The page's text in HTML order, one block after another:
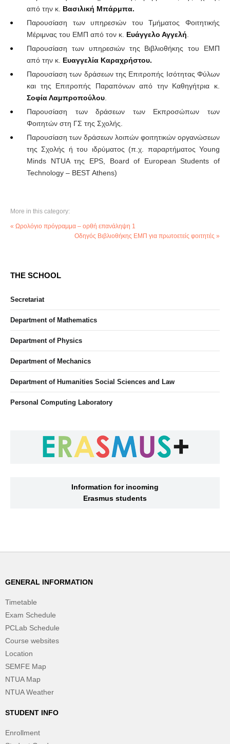
από την κ. Βασιλική Μπάρμπα.
Παρουσίαση των υπηρεσιών του Τμήματος Φοιτητικής
Μέριμνας του ΕΜΠ από τον κ. Ευάγγελο Αγγελή
Παρουσίαση των υπηρεσιών της Βιβλιοθήκης του ΕΜΠ
από την κ. Ευαγγελία Καραχρήστου.
Παρουσίαση των δράσεων της Επιτροπής Ισότητας Φύλων
και της Επιτροπής Παραπόνων από την Καθηγήτρια κ.
Σοφία Λαμπροπούλου
Παρουσίαση των δράσεων των Εκπροσώπων των
Φοιτητών στη ΓΣ της Σχολής.
Παρουσίαση των δράσεων λοιπών φοιτητικών οργανώσεων
της Σχολής ή του ιδρύματος (π.χ. παραρτήματος Young
Minds NTUA της EPS, Board of European Students of
Technology – BEST Athens)
More in this category:
« Ωρολόγιο πρόγραμμα – ορθή επανάληψη 1
Οδηγός Βιβλιοθήκης ΕΜΠ για πρωτοετείς φοιτητές »
THE SCHOOL
Secretariat
Department of Mathematics
Department of Physics
Department of Mechanics
Department of Humanities Social Sciences and Law
Personal Computing Laboratory
Information for incoming
Erasmus students
GENERAL INFORMATION
Timetable
Exam Schedule
PCLab Schedule
Course websites
Location
SEMFE Map
NTUA Map
NTUA Weather
STUDENT INFO
Enrollment